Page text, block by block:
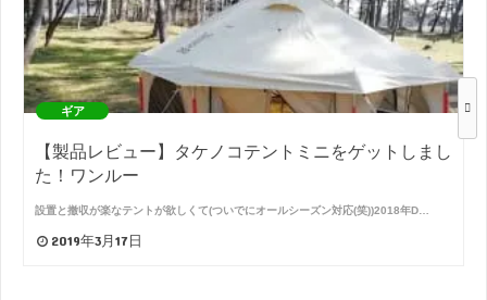
ギア
【製品レビュー】タケノコテントミニをゲットしまし
た！ワンルー
設置と撤収が楽なテントが欲しくて(ついでにオールシーズン対応(笑))2018年D…
2019年3月17日